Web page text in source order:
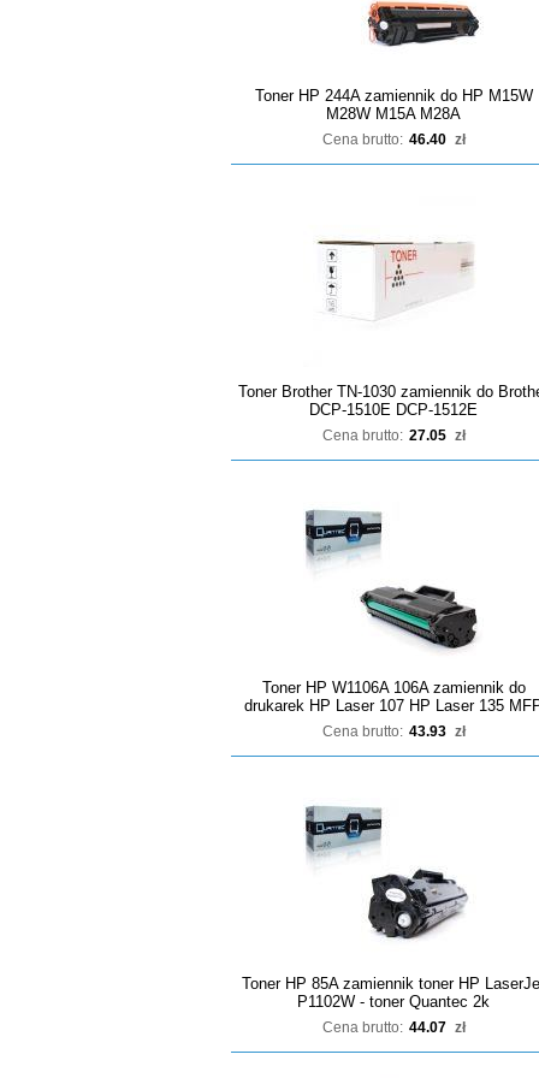
Toner HP 244A zamiennik do HP M15W
M28W M15A M28A
Cena brutto: 46.40 zł
Toner Brother TN-1030 zamiennik do
DCP-1510E DCP-1512E
Cena brutto: 27.05 zł
Toner HP W1106A 106A zamiennik do
drukarek HP Laser 107 HP Laser 135
Cena brutto: 43.93 zł
Toner HP 85A zamiennik toner HP
P1102W - toner Quantec 2k
Cena brutto: 44.07 zł